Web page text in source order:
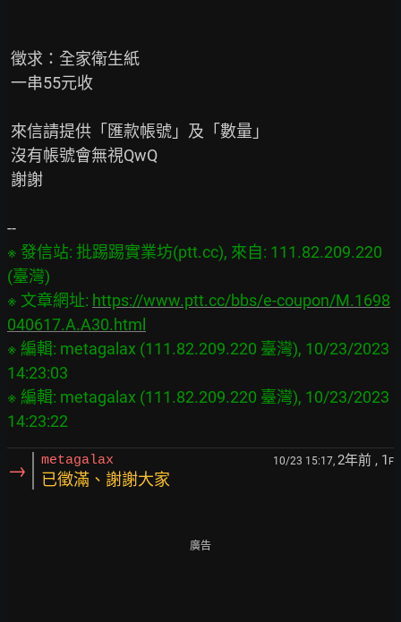
※ 發信站: 批踢踢實業坊(ptt.cc), 來自: 111.82.209.220
(臺灣)
※ 文章網址: https://www.ptt.cc/bbs/e-coupon/M.1698
040617.A.A30.html
※ 編輯: metagalax (111.82.209.220 臺灣), 10/23/2023
14:23:03
※ 編輯: metagalax (111.82.209.220 臺灣), 10/23/2023
→ metagalax 10/23 15:17, 2年前 , 1 F
已徵滿、謝謝大家
廣告